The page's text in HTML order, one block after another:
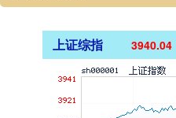
上证综指 3940.04